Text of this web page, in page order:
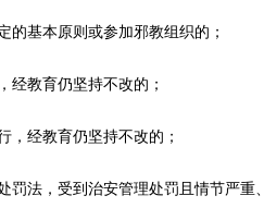
基本原则或参加邪教组织的；
教育仍坚持不改的；
经教育仍坚持不改的；
法，受到治安管理处罚且情节严重